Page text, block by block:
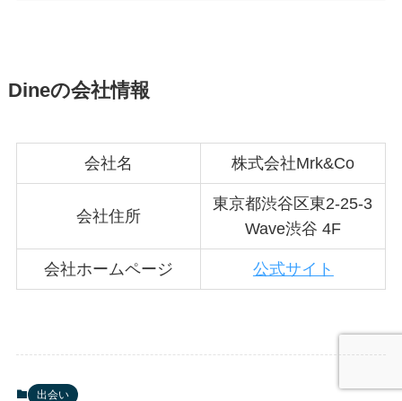
Dineの会社情報
会社名 株式会社Mrk&Co
会社住所
東京都渋谷区東2-25-3
Wave渋谷 4F
会社ホームページ 公式サイト
出会い